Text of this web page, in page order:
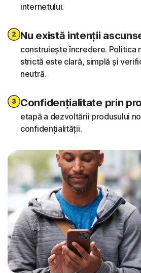
internetului.
Nu există intenții
construiește încredere. Politica
strictă este clară, simplă și
neutră.
Confidențialitate prin
etapă a dezvoltării produsului
confidențialității.